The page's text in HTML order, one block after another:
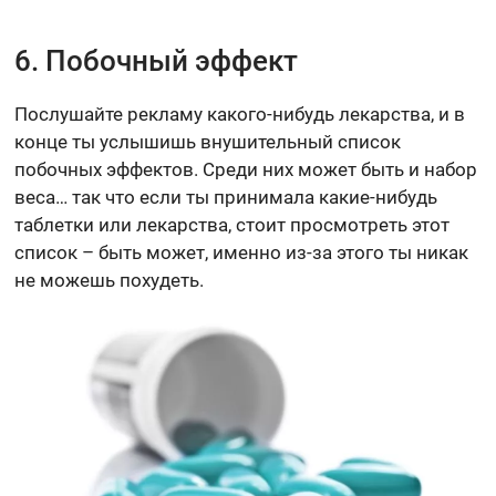
6. Побочный эффект
Послушайте рекламу какого-нибудь лекарства, и в
конце ты услышишь внушительный список
побочных эффектов. Среди них может быть и набор
веса… так что если ты принимала какие-нибудь
таблетки или лекарства, стоит просмотреть этот
список – быть может, именно из-за этого ты никак
не можешь похудеть.